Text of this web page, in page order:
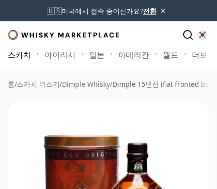
🇺🇸미국에서 접속 중이신가요?전환 ×
스카치 아이리시 일본 아메리칸 월드 더보기
홈/스카치 위스키/Dimple Whisky/Dimple 15년산 (flat fronted